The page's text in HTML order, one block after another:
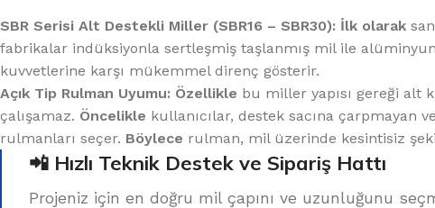
SBR Serisi Alt Destekli Miller (SBR16 – SBR30): İlk olarak
fabrikalar indüksiyonla sertleşmiş taşlanmış mil ile
kuvvetlerine karşı mükemmel direnç gösterir.
Açık Tip Rulman Uyumu: Özellikle bu miller yapısı gereği alt
çalışamaz. Öncelikle kullanıcılar, destek sacına çarpmayan
rulmanları seçer. Böylece rulman, mil üzerinde kesintisiz
📲 Hızlı Teknik Destek ve Sipariş Hattı
Projeniz için en doğru mil çapını ve uzunluğunu